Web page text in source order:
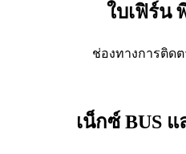
ใบเฟิร์น
ช่องทางการติด
เน็กซ์ BUS